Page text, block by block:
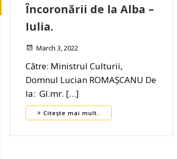
Încoronării de la Alba –
Iulia.
March 3, 2022
Către: Ministrul Culturii,
Domnul Lucian ROMAȘCANU De
la: Gl.mr. […]
Citește mai mult..